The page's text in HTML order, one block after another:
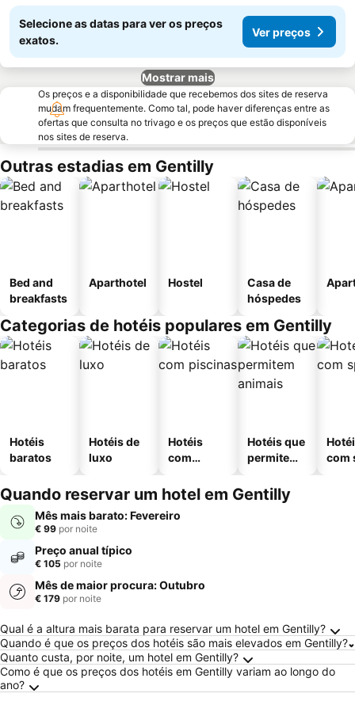
Selecione as datas para ver os preços
exatos.
Ver preços
Mostrar mais
Os preços e a disponibilidade que recebemos dos sites de reserva
mudam frequentemente. Como tal, pode haver diferenças entre as
ofertas que consulta no trivago e os preços que estão disponíveis
nos sites de reserva.
Outras estadias em Gentilly
Bed and
breakfasts
Aparthotel Hostel
Casa de
hóspedes
Categorias de hotéis populares em Gentilly
Hotéis
baratos
Hotéis de
luxo
Hotéis
com
Hotéis que
permitem
com
Quando reservar um hotel em Gentilly
Mês mais barato: Fevereiro
€ 99 por noite
Preço anual típico
€ 105 por noite
Mês de maior procura: Outubro
€ 179 por noite
Perguntas Frequentes sobre Gentilly
Qual é a altura mais barata para reservar um hotel em Gentilly?
Quando é que os preços dos hotéis são mais elevados em Gentilly?
Quanto custa, por noite, um hotel em Gentilly?
Como é que os preços dos hotéis em Gentilly variam ao longo do
ano?